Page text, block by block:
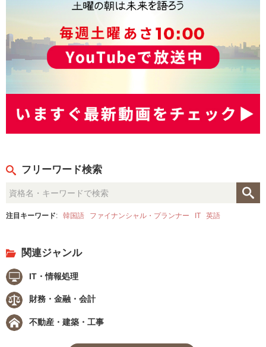
フリーワード検索
注目キーワード: 韓国語 ファイナンシャル・プランナー IT 英語
関連ジャンル
IT・情報処理
財務・金融・会計
不動産・建築・工事